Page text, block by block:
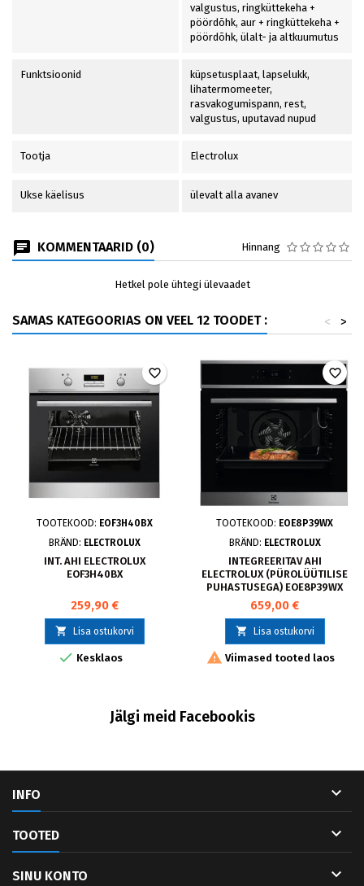
valgustus, ringküttekeha +
pöördõhk, aur + ringküttekeha +
pöördõhk, ülalt- ja altkuumutus
Funktsioonid
küpsetusplaat, lapselukk,
lihatermomeeter,
rasvakogumispann, rest,
valgustus, uputavad nupud
Tootja Electrolux
Ukse käelisus ülevalt alla avanev
KOMMENTAARID (0) Hinnang
Hetkel pole ühtegi ülevaadet
SAMAS KATEGOORIAS ON VEEL 12 TOODET : >
<
TOOTEKOOD: EOF3H40BX
BRÄND: ELECTROLUX
INT. AHI ELECTROLUX
EOF3H40BX
259,90 €
 Lisa ostukorvi
 Kesklaos
favorite_border
TOOTEKOOD: EOE8P39WX
BRÄND: ELECTROLUX
INTEGREERITAV AHI
ELECTROLUX (PÜROLÜÜTILISE
PUHASTUSEGA) EOE8P39WX
659,00 €
 Lisa ostukorvi
 Viimased tooted laos
favorite_border
Jälgi meid Facebookis
INFO 
TOOTED 
SINU KONTO 